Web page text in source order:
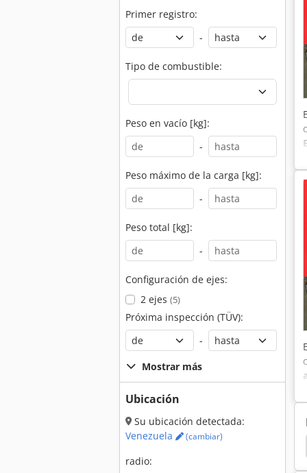
Primer registro:
-
Tipo de combustible:
Peso en vacío [kg]:
-
Peso máximo de la carga [kg]:
-
Peso total [kg]:
-
Configuración de ejes:
2 ejes (5)
Próxima inspección (TÜV):
-
Mostrar más
Ubicación
Su ubicación detectada:
Venezuela
(cambiar)
radio: